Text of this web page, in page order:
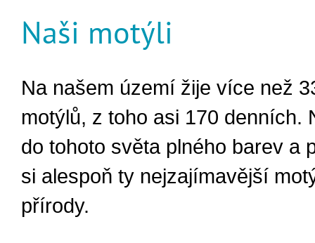
Naši motýli
Na našem území žije více než
motýlů, z toho asi 170 denních.
do tohoto světa plného barev a
si alespoň ty nejzajímavější
přírody.